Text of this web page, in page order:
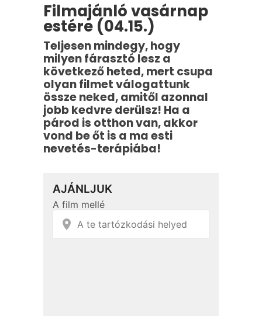
Filmajánló vasárnap
estére (04.15.)
Teljesen mindegy, hogy
milyen fárasztó lesz a
következő heted, mert csupa
olyan filmet válogattunk
össze neked, amitől azonnal
jobb kedvre derülsz! Ha a
párod is otthon van, akkor
vond be őt is a ma esti
nevetés-terápiába!